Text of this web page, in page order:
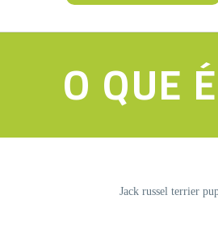
O QUE